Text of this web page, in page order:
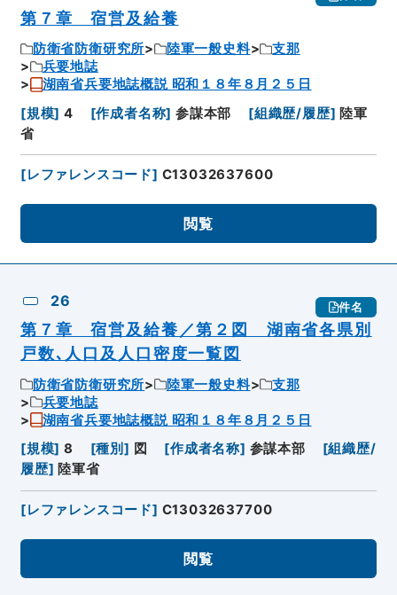
第７章 宿営及給養
防衛省防衛研究所 陸軍一般史料
支那
兵要地誌
湖南省兵要地誌概説 昭和１８年８月２５日
[規模] 4 [作成者名称] 参謀本部 [組織歴/履歴] 陸軍
省
[レファレンスコード] C13032637600
閲覧
26 件名
第７章 宿営及給養／第２図 湖南省各県別
戸数､人口及人口密度一覧図
防衛省防衛研究所 陸軍一般史料
支那
兵要地誌
湖南省兵要地誌概説 昭和１８年８月２５日
[規模] 8 [種別 ] 図 [作成者名称] 参謀本部 [組織歴/
履歴] 陸軍省
[レファレンスコード] C13032637700
閲覧